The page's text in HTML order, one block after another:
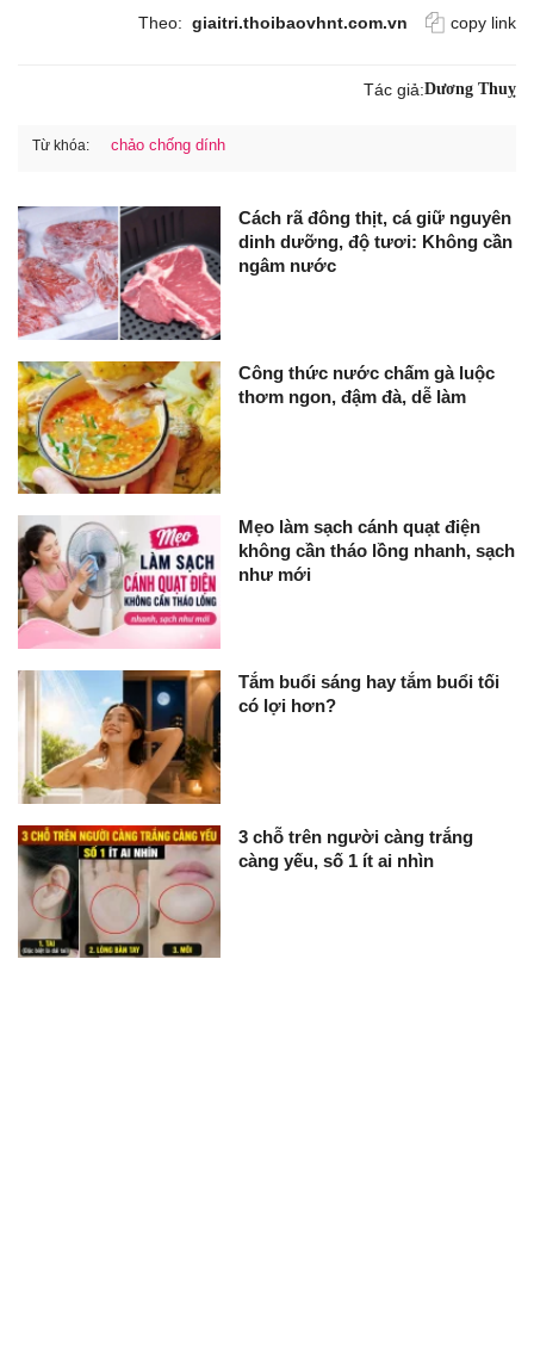
Theo: giaitri.thoibaovhnt.com.vn copy link
Tác giả:Dương Thuỵ
Từ khóa: chảo chống dính
Cách rã đông thịt, cá giữ nguyên
dinh dưỡng, độ tươi: Không cần
ngâm nước
Công thức nước chấm gà luộc
thơm ngon, đậm đà, dễ làm
Mẹo làm sạch cánh quạt điện
không cần tháo lồng nhanh, sạch
như mới
Tắm buổi sáng hay tắm buổi tối
có lợi hơn?
3 chỗ trên người càng trắng
càng yếu, số 1 ít ai nhìn